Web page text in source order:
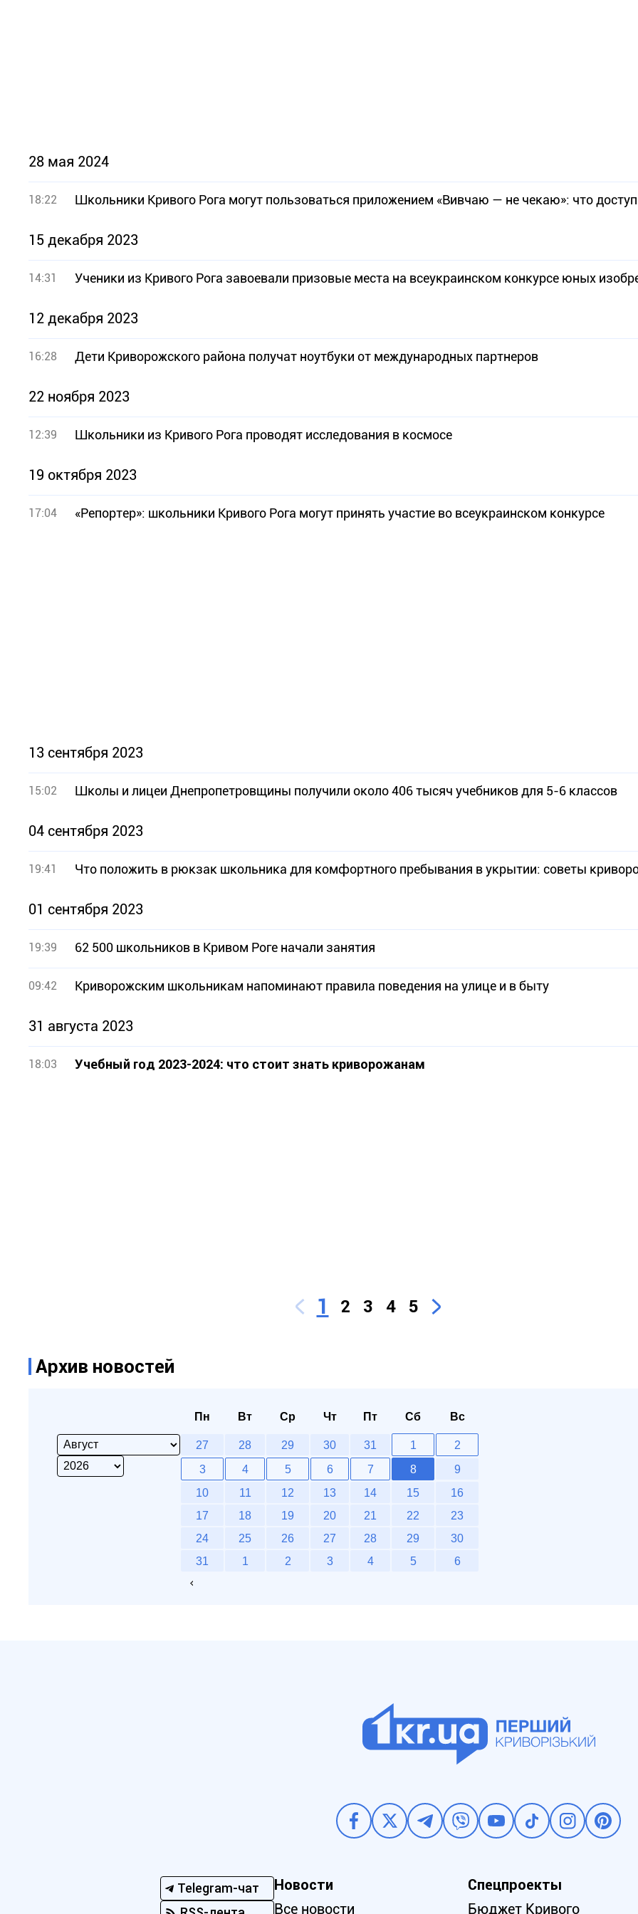
28 мая 2024
18:22 Школьники Кривого Рога могут пользоваться приложением «Вивчаю — не чекаю»: что
15 декабря 2023
14:31 Ученики из Кривого Рога завоевали призовые места на всеукраинском конкурсе юных
12 декабря 2023
16:28 Дети Криворожского района получат ноутбуки от международных партнеров
22 ноября 2023
12:39 Школьники из Кривого Рога проводят исследования в космосе
19 октября 2023
17:04 «Репортер»: школьники Кривого Рога могут принять участие во всеукраинском конкурсе
13 сентября 2023
15:02 Школы и лицеи Днепропетровщины получили около 406 тысяч учебников для 5-6 классов
04 сентября 2023
19:41 Что положить в рюкзак школьника для комфортного пребывания в укрытии: советы
01 сентября 2023
19:39 62 500 школьников в Кривом Роге начали занятия
09:42 Криворожским школьникам напоминают правила поведения на улице и в быту
31 августа 2023
18:03 Учебный год 2023-2024: что стоит знать криворожанам
1 2 3 4 5
Архив новостей
Пн Вт Ср Чт Пт Сб Вс
27 28 29 30 31 1
2
3
4 5 6 7 8
9
10
11 12 13 14 15
16
17
18 19 20 21 22
23
24
25 26 27 28 29
30
31
1 2 3 4 5 6
Telegram-чат
Новости
Все новости
Спецпроекты
Бюджет Кривого